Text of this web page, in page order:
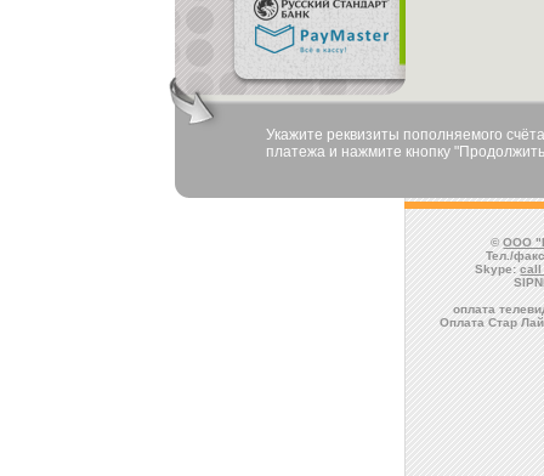
Укажите реквизиты пополняемого
платежа и нажмите кнопку
©ООО
Тел./
Skype:
оплата
Оплата Стар